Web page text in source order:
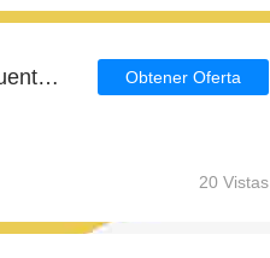
Última oportunidad para ahorrar dinero | descuento IBERIA EXPRESS Obtener Oferta
20 Vistas